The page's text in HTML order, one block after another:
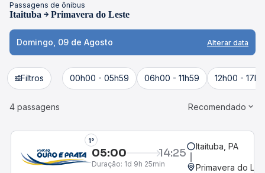
Passagens de ônibus
Itaituba Primavera do Leste
Domingo, 09 de Agosto Alterar data
Filtros 00h00 - 05h59 06h00 - 11h59 12h00 -
4 passagens Recomendado
1°
05:00 14:25
Duração: 1d 9h 25min
Itaituba, PA
Primavera do